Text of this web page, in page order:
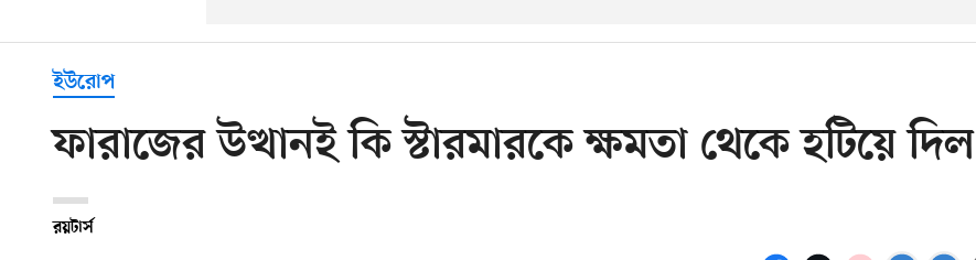
ইউরোপ
ফারাজের উত্থানই কি স্টারমারকে ক্ষমতা থেকে হটিয়ে দিল
রয়টার্স